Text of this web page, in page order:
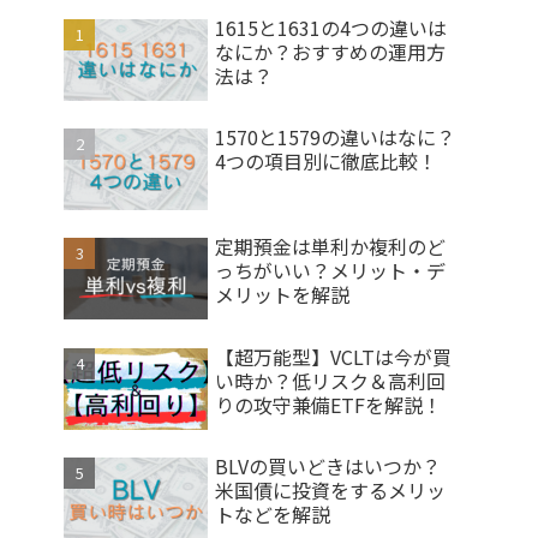
1615と1631の4つの違いは
なにか？おすすめの運用方
法は？
1570と1579の違いはなに？
4つの項目別に徹底比較！
定期預金は単利か複利のど
っちがいい？メリット・デ
メリットを解説
【超万能型】VCLTは今が買
い時か？低リスク＆高利回
りの攻守兼備ETFを解説！
BLVの買いどきはいつか？
米国債に投資をするメリッ
トなどを解説